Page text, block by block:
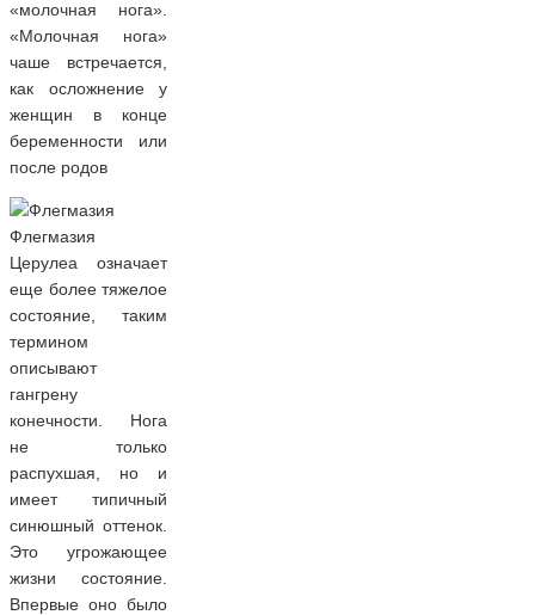
«молочная нога».
«Молочная нога»
чаше встречается,
как осложнение у
женщин в конце
беременности или
после родов
Флегмазия
Церулеа означает
еще более тяжелое
состояние, таким
термином
описывают
гангрену
конечности. Нога
не только
распухшая, но и
имеет типичный
синюшный оттенок.
Это угрожающее
жизни состояние.
Впервые оно было